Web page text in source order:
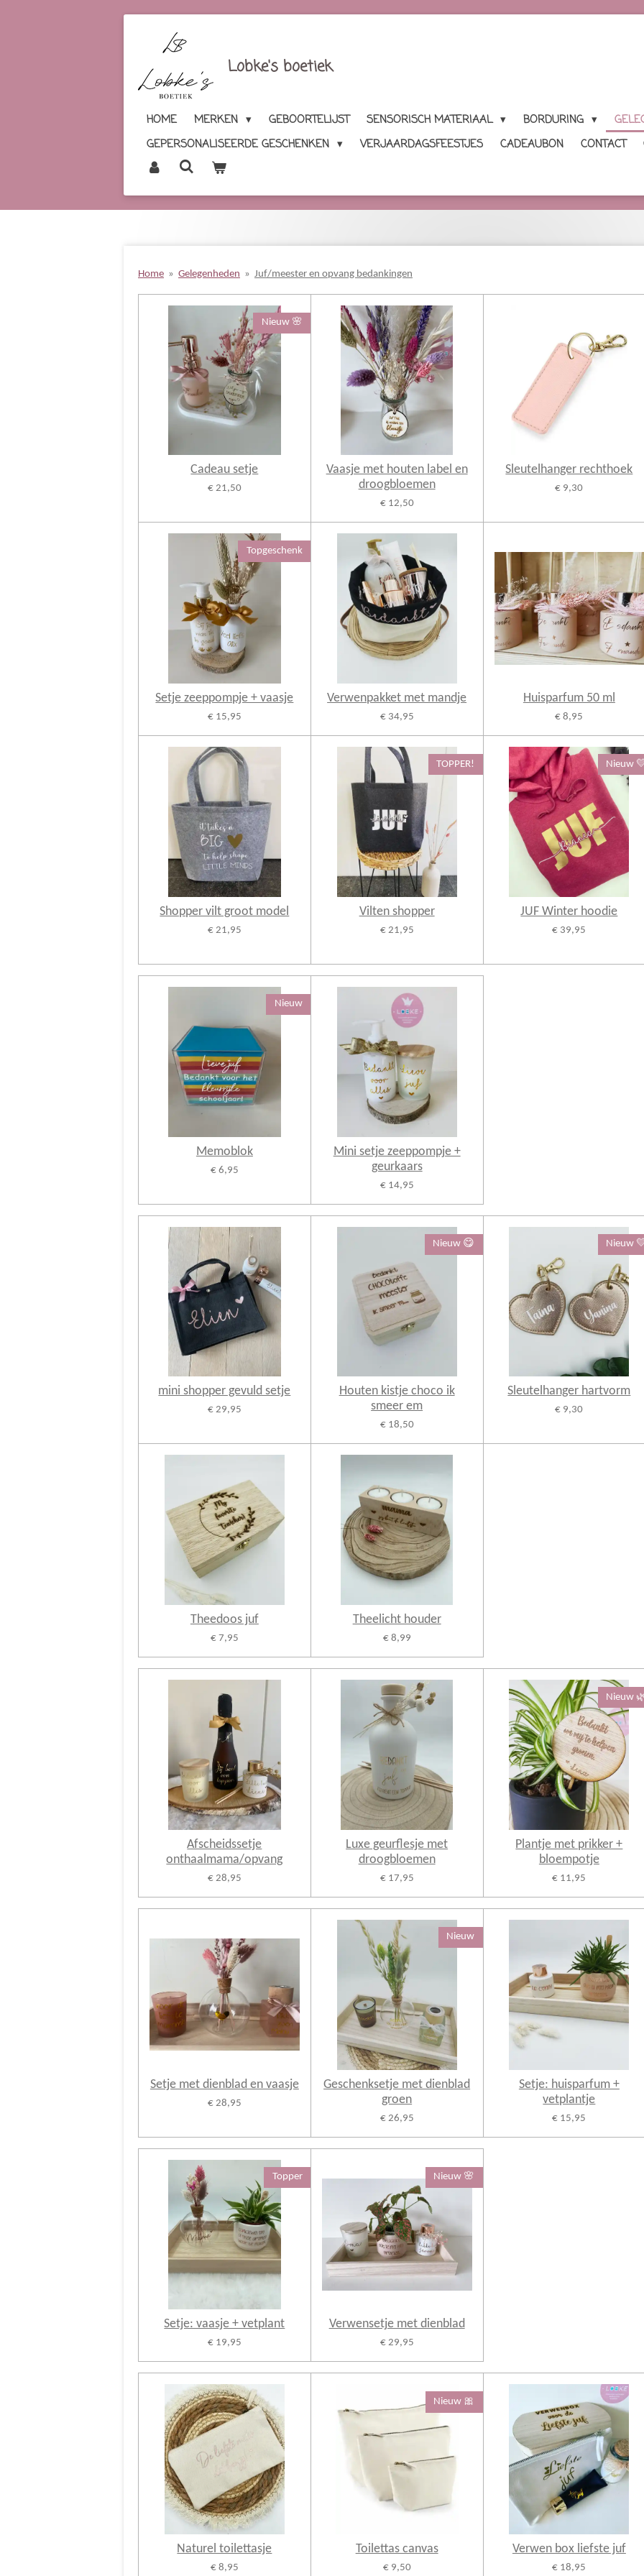
Lobke's boetiek
HOME MERKEN GEBOORTELIJST SENSORISCH MATERIAAL BORDURING
GEPERSONALISEERDE GESCHENKEN
VERJAARDAGSFEESTJES CADEAUBON CONTACT
Home » Gelegenheden » Juf/meester en opvang bedankingen
Nieuw 🌸
Cadeau setje
€ 21,50
Vaasje met houten label en
droogbloemen
€ 12,50
Sleutelhanger rechthoek
€ 9,30
Topgeschenk
Setje zeeppompje + vaasje
€ 15,95
Verwenpakket met mandje
€ 34,95
Huisparfum 50 ml
€ 8,95
Shopper vilt groot model
€ 21,95
TOPPER!
Vilten shopper
€ 21,95
Nieuw
JUF Winter hoodie
€ 39,95
Nieuw
Memoblok
€ 6,95
Mini setje zeeppompje +
geurkaars
€ 14,95
mini shopper gevuld setje
€ 29,95
Nieuw 😋
Houten kistje choco ik
smeer em
€ 18,50
Nieuw
Sleutelhanger hartvorm
€ 9,30
Theedoos juf
€ 7,95
Theelicht houder
€ 8,99
Afscheidssetje
onthaalmama/opvang
€ 28,95
Luxe geurflesje met
droogbloemen
€ 17,95
Nieuw
Plantje met prikker +
bloempotje
€ 11,95
Setje met dienblad en vaasje
€ 28,95
Nieuw
Geschenksetje met dienblad
groen
€ 26,95
Setje: huisparfum +
vetplantje
€ 15,95
Topper
Setje: vaasje + vetplant
€ 19,95
Nieuw 🌸
Verwensetje met dienblad
€ 29,95
Naturel toilettasje
€ 8,95
Nieuw 🎀
Toilettas canvas
€ 9,50
Verwen box liefste juf
€ 18,95